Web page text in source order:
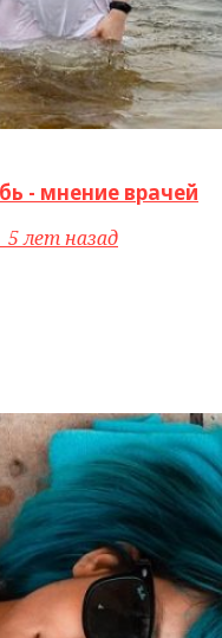
- мнение врачей
5 лет назад